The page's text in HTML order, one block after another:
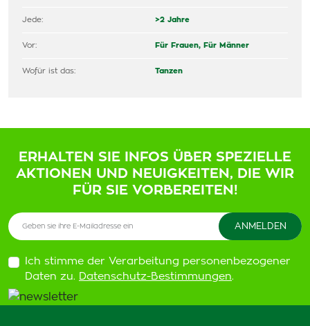
Jede: >2 Jahre
Vor: Für Frauen, Für Männer
Wofür ist das: Tanzen
ERHALTEN SIE INFOS ÜBER SPEZIELLE
AKTIONEN UND NEUIGKEITEN, DIE WIR
FÜR SIE VORBEREITEN!
Ich stimme der Verarbeitung personenbezogener
Daten zu. Datenschutz-Bestimmungen.